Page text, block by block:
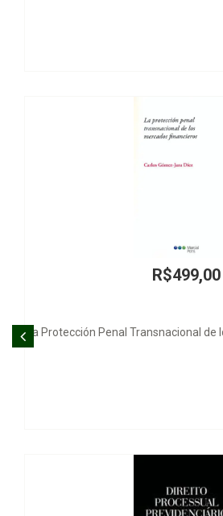
Transnacional de los Mercados Financieros